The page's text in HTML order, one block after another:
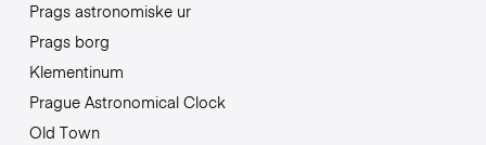
Prags astronomiske ur
Prags borg
Klementinum
Prague Astronomical Clock
Old Town